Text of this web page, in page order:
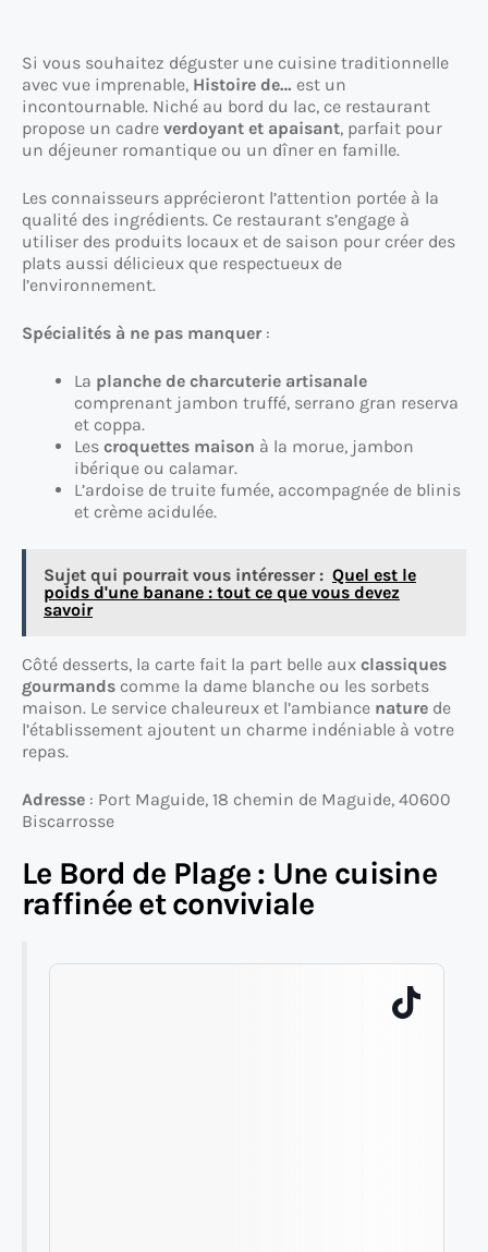
Si vous souhaitez déguster une cuisine traditionnelle
avec vue imprenable, Histoire de… est un
incontournable. Niché au bord du lac, ce restaurant
propose un cadre verdoyant et apaisant, parfait pour
un déjeuner romantique ou un dîner en famille.
Les connaisseurs apprécieront l’attention portée à la
qualité des ingrédients. Ce restaurant s’engage à
utiliser des produits locaux et de saison pour créer des
plats aussi délicieux que respectueux de
l’environnement.
Spécialités à ne pas manquer :
La planche de charcuterie artisanale
comprenant jambon truffé, serrano gran reserva
et coppa.
Les croquettes maison à la morue, jambon
ibérique ou calamar.
L’ardoise de truite fumée, accompagnée de blinis
et crème acidulée.
Sujet qui pourrait vous intéresser : Quel est le
poids d'une banane : tout ce que vous devez
savoir
Côté desserts, la carte fait la part belle aux classiques
gourmands comme la dame blanche ou les sorbets
maison. Le service chaleureux et l’ambiance nature de
l’établissement ajoutent un charme indéniable à votre
repas.
Adresse : Port Maguide, 18 chemin de Maguide, 40600
Biscarrosse
Le Bord de Plage : Une cuisine
raffinée et conviviale